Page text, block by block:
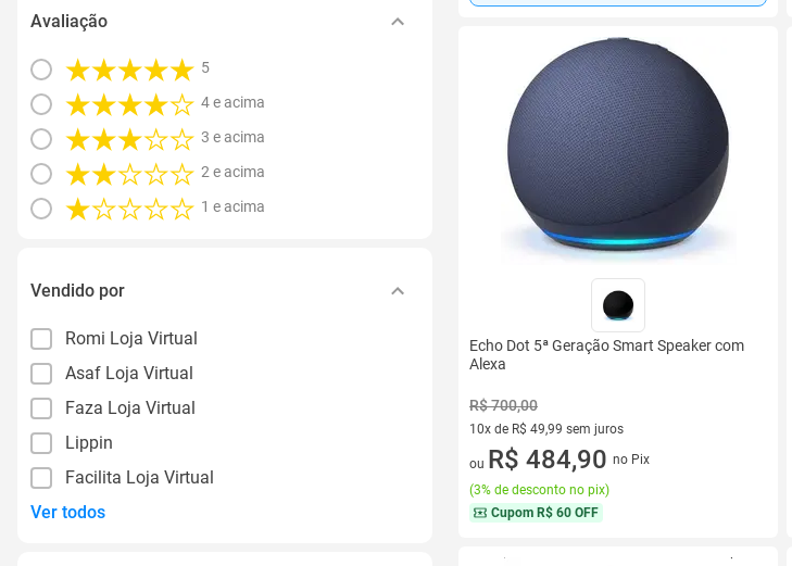
Avaliação
5
4 e acima
3 e acima
2 e acima
1 e acima
Vendido por
Romi Loja Virtual
Asaf Loja Virtual
Faza Loja Virtual
Lippin
Facilita Loja Virtual
Ver todos
Echo Dot 5ª Geração Smart Speaker com
Alexa
R$ 700,00
10x de R$ 49,99 sem juros
10 vez de R$ 49,99 sem juros
ou R$ 484,90 no Pix
(3% de desconto no pix)
Cupom R$ 60 OFF